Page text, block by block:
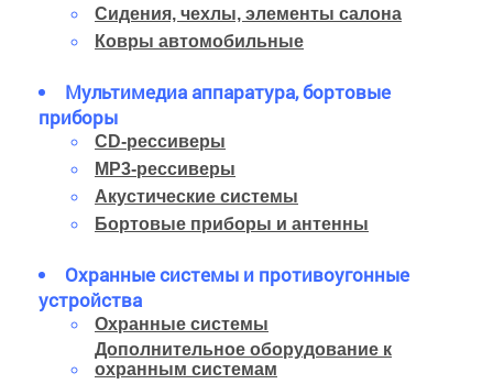
Сидения, чехлы, элементы салона
Ковры автомобильные
Мультимедиа аппаратура, бортовые
приборы
CD-рессиверы
MP3-рессиверы
Акустические системы
Бортовые приборы и антенны
Охранные системы и противоугонные
устройства
Охранные системы
Дополнительное оборудование к
охранным системам